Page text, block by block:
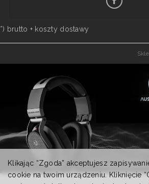
*) brutto + koszty dostawy
Klikając “Zgoda” akceptujesz
cookie na twoim urządzeniu. Kliknięcie